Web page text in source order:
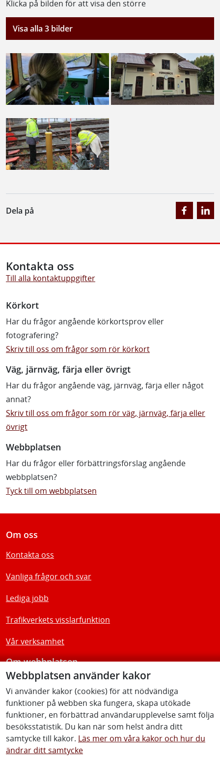
Klicka på bilden för att visa den större
Visa alla 3 bilder
Dela på
Webbplatsen använder kakor
Vi använder kakor (cookies) för att nödvändiga
funktioner på webben ska fungera, skapa utökade
funktioner, en förbättrad användarupplevelse samt följa
besöksstatistik. Du kan när som helst ändra ditt
samtycke till kakor. Läs mer om våra kakor och hur du
ändrar ditt samtycke
Kontakta oss
Till alla kontaktuppgifter
Körkort
Har du frågor angående körkortsprov eller
fotografering?
Skriv till oss om frågor som rör körkort
Väg, järnväg, färja eller övrigt
Har du frågor angående väg, järnväg, färja eller något
annat?
Skriv till oss om frågor som rör väg, järnväg, färja eller
övrigt
Webbplatsen
Har du frågor eller förbättringsförslag angående
webbplatsen?
Tyck till om webbplatsen
Om oss
Kontakta oss
Vanliga frågor och svar
Lediga jobb
Trafikverkets visslarfunktion
Vår verksamhet
Om webbplatsen
Tillgänglighetsredogörelse
Följ oss
Facebook Youtube